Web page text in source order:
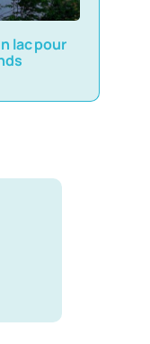
lac pour